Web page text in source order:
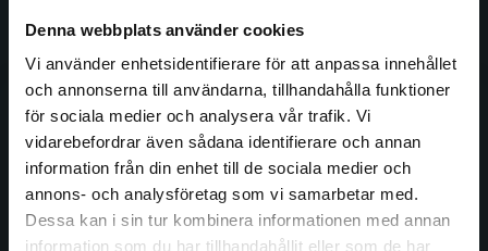
Denna webbplats använder cookies
Vi använder enhetsidentifierare för att anpassa innehållet
och annonserna till användarna, tillhandahålla funktioner
för sociala medier och analysera vår trafik. Vi
vidarebefordrar även sådana identifierare och annan
information från din enhet till de sociala medier och
annons- och analysföretag som vi samarbetar med.
Dessa kan i sin tur kombinera informationen med annan
information som du har tillhandahållit eller som de har
Begränsad fraktregion
facklitteratur, utbildningar och digitala
informationstjänster i utbudet, finns Studentlitteratur med
längs hela kunskapsresan.
Kontakta oss
Kontakta oss
046-31 20 00